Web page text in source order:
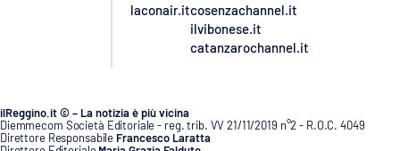
laconair.itcosenzachannel.it
ilvibonese.it
catanzarochannel.it
ilReggino.it © – La notizia è più vicina
Diemmecom Società Editoriale - reg. trib. VV 21/11/2019 n°2 - R.O.C. 4049
Direttore Responsabile Francesco Laratta